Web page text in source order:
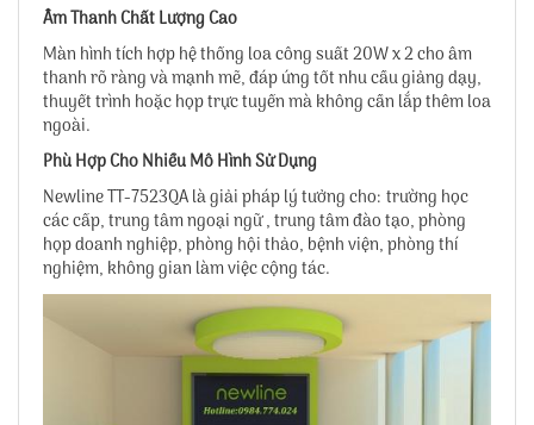
Âm Thanh Chất Lượng Cao
Màn hình tích hợp hệ thống loa công suất 20W x 2 cho âm
thanh rõ ràng và mạnh mẽ, đáp ứng tốt nhu cầu giảng dạy,
thuyết trình hoặc họp trực tuyến mà không cần lắp thêm loa
ngoài.
Phù Hợp Cho Nhiều Mô Hình Sử Dụng
Newline TT-7523QA là giải pháp lý tưởng cho: trường học
các cấp, trung tâm ngoại ngữ , trung tâm đào tạo, phòng
họp doanh nghiệp, phòng hội thảo, bệnh viện, phòng thí
nghiệm, không gian làm việc cộng tác.